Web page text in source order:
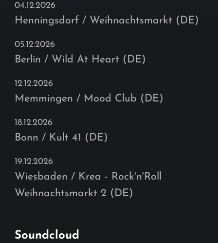
04.12.2026
Henningsdorf / Weihnachtsmarkt (DE)
05.12.2026
Berlin / Wild At Heart (DE)
12.12.2026
Memmingen / Mood Club (DE)
18.12.2026
Bonn / Kult 41 (DE)
19.12.2026
Wiesbaden / Krea - Rock'n'Roll
Weihnachtsmarkt 2 (DE)
Soundcloud